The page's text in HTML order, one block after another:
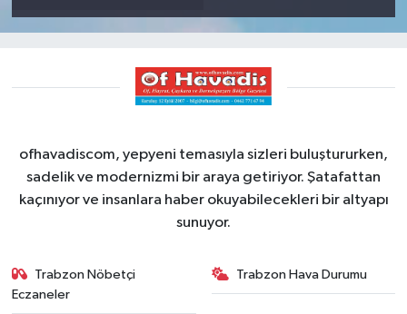
ofhavadiscom, yepyeni temasıyla sizleri buluştururken,
sadelik ve modernizmi bir araya getiriyor. Şatafattan
kaçınıyor ve insanlara haber okuyabilecekleri bir altyapı
sunuyor.
Trabzon Nöbetçi
Eczaneler
Trabzon Hava Durumu